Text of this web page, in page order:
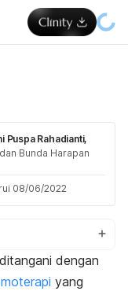
Puspa Rahadianti,
Bunda Harapan
08/06/2022
dengan
yang